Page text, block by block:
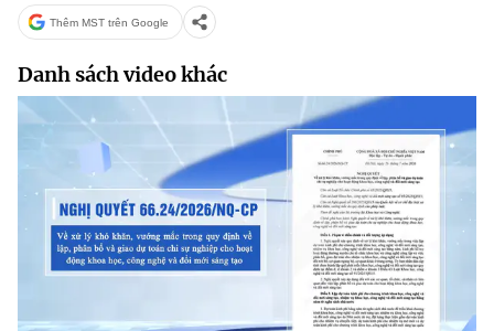
BỘ KHOA HỌC VÀ CÔNG NGHỆ
MINISTRY OF SCIENCE AND TECHNOLOGY
Điều khoản sử dụng Theo dõi MST: Góp ý
Cơ quan chủ quản: Bộ Khoa học và Công nghệ (MST)
Chịu trách nhiệm nội dung: Nguyễn Thị Hải Hằng
Giám đốc Trung tâm Truyền thông Khoa học và Công nghệ.
Liên hệ
Địa chỉ: Ban Biên tập Cổng TTĐT - 18 Nguyễn Du, TP. Hà Nội
Điện thoại: 024 3936 9506
Thêm MST trên Google
Danh sách video khác